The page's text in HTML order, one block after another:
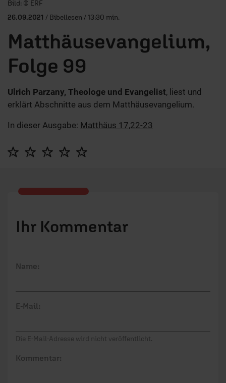
Player starten/anhalten
Bild: © ERF
26.09.2021 / Bibellesen / 13:30 min.
Matthäusevangelium,
Folge 99
Ulrich Parzany, Theologe und Evangelist, liest und
erklärt Abschnitte aus dem Matthäusevangelium.
In dieser Ausgabe: Matthäus 17,22-23
Ihr Kommentar
Name:
E-Mail:
Die E-Mail-Adresse wird nicht veröffentlicht.
Kommentar: